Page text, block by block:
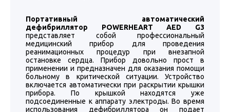
Портативный автоматический
дефибриллятор POWERHEART AED G3
представляет собой профессиональный
медицинский прибор для проведения
реанимационных процедур при внезапной
остановке сердца. Прибор довольно прост в
применении и предназначен для оказания помощи
больному в критической ситуации. Устройство
включается автоматически при раскрытии крышки
прибора. По крышкой находятся уже
подсоединенные к аппарату электроды. Во время
использования дефибриллятора он подает